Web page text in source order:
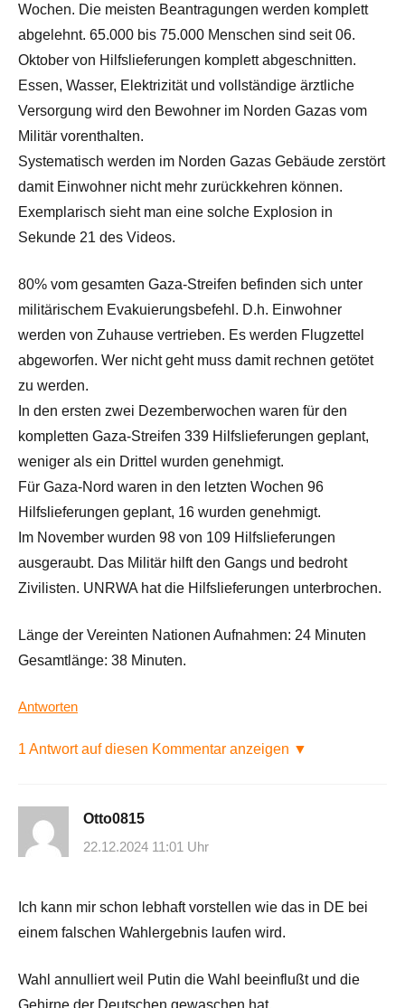
Wochen. Die meisten Beantragungen werden komplett
abgelehnt. 65.000 bis 75.000 Menschen sind seit 06.
Oktober von Hilfslieferungen komplett abgeschnitten.
Essen, Wasser, Elektrizität und vollständige ärztliche
Versorgung wird den Bewohner im Norden Gazas vom
Militär vorenthalten.
Systematisch werden im Norden Gazas Gebäude zerstört
damit Einwohner nicht mehr zurückkehren können.
Exemplarisch sieht man eine solche Explosion in
Sekunde 21 des Videos.
80% vom gesamten Gaza-Streifen befinden sich unter
militärischem Evakuierungsbefehl. D.h. Einwohner
werden von Zuhause vertrieben. Es werden Flugzettel
abgeworfen. Wer nicht geht muss damit rechnen getötet
zu werden.
In den ersten zwei Dezemberwochen waren für den
kompletten Gaza-Streifen 339 Hilfslieferungen geplant,
weniger als ein Drittel wurden genehmigt.
Für Gaza-Nord waren in den letzten Wochen 96
Hilfslieferungen geplant, 16 wurden genehmigt.
Im November wurden 98 von 109 Hilfslieferungen
ausgeraubt. Das Militär hilft den Gangs und bedroht
Zivilisten. UNRWA hat die Hilfslieferungen unterbrochen.
Länge der Vereinten Nationen Aufnahmen: 24 Minuten
Gesamtlänge: 38 Minuten.
Antworten
1 Antwort auf diesen Kommentar anzeigen ▼
Otto0815
22.12.2024 11:01 Uhr
Ich kann mir schon lebhaft vorstellen wie das in DE bei
einem falschen Wahlergebnis laufen wird.
Wahl annulliert weil Putin die Wahl beeinflußt und die